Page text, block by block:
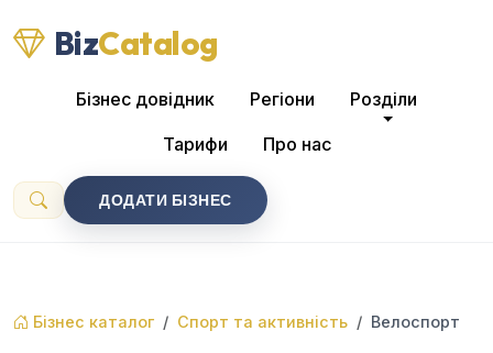
BizCatalog
Бізнес довідник Регіони Розділи
Тарифи Про нас
ДОДАТИ БІЗНЕС
Бізнес каталог Спорт та активність Велоспорт